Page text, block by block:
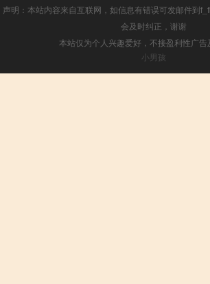
声明：本站内容来自互联网，如信息有错误可发邮件到
会及时纠正，谢谢
本站仅为个人兴趣爱好，不接盈利性广告
小男孩